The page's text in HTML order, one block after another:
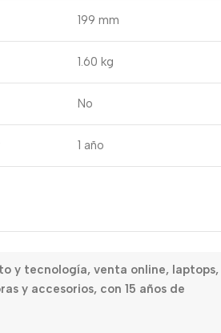
199 mm
1.60 kg
No
1 año
y tecnología, venta online, laptops,
y accesorios, con 15 años de